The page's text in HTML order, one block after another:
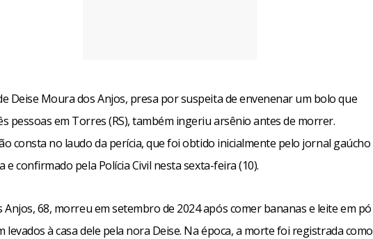
Deise Moura dos Anjos, presa por suspeita de envenenar um bolo que
pessoas em Torres (RS), também ingeriu arsênio antes de morrer.
consta no laudo da perícia, que foi obtido inicialmente pelo jornal gaúcho
e confirmado pela Polícia Civil nesta sexta-feira (10).
Anjos, 68, morreu em setembro de 2024 após comer bananas e leite em pó
levados à casa dele pela nora Deise. Na época, a morte foi registrada como